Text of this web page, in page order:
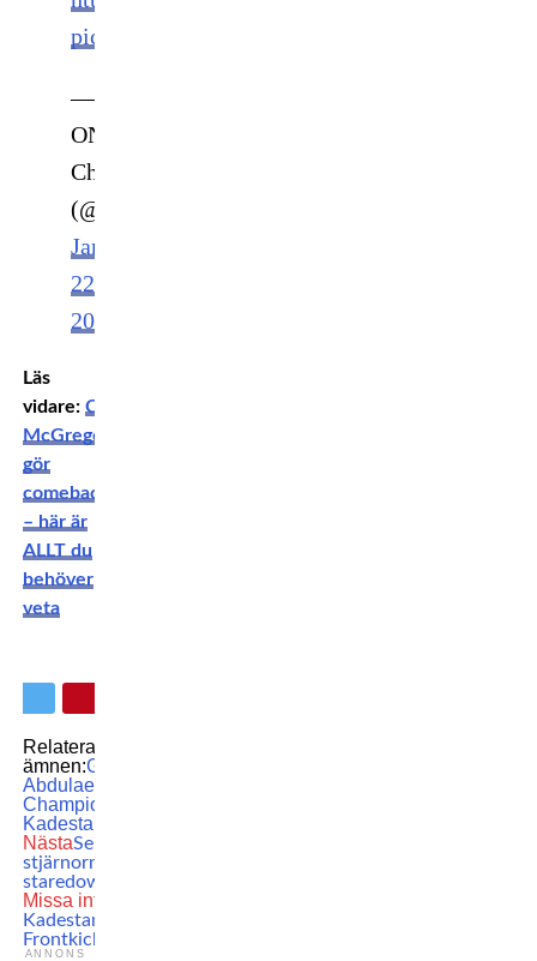
pic.twitter.com/e6b5WBu1Do
—
ONE
Championship
(@ONEChampionship)
January
22,
2021
Läs
vidare: Conor
McGregor
gör
comeback
– här är
ALLT du
behöver
veta
Relaterade
ämnen:Gadzhimurad
Abdulaev
Championship
Kadestam
NästaSe UFC-
stjärnornas sista
staredowns!
Missa inte
Kadestams comeback på
Frontkick!
ANNONS